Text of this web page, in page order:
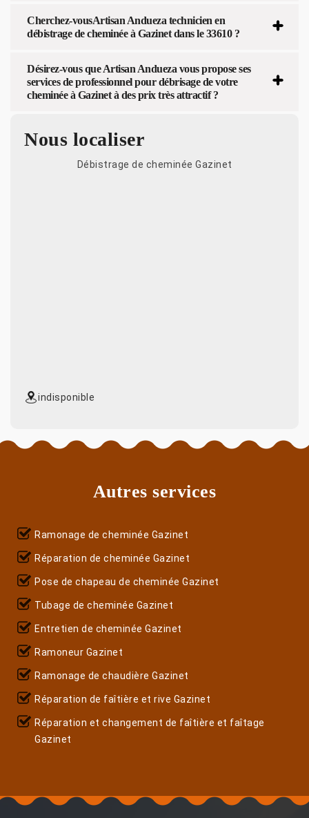
Cherchez-vousArtisan Andueza technicien en
débistrage de cheminée à Gazinet dans le 33610 ?
Désirez-vous que Artisan Andueza vous propose ses
services de professionnel pour débrisage de votre
cheminée à Gazinet à des prix très attractif ?
Nous localiser
Débistrage de cheminée Gazinet
indisponible
Autres services
Ramonage de cheminée Gazinet
Réparation de cheminée Gazinet
Pose de chapeau de cheminée Gazinet
Tubage de cheminée Gazinet
Entretien de cheminée Gazinet
Ramoneur Gazinet
Ramonage de chaudière Gazinet
Réparation de faîtière et rive Gazinet
Réparation et changement de faîtière et faîtage
Gazinet